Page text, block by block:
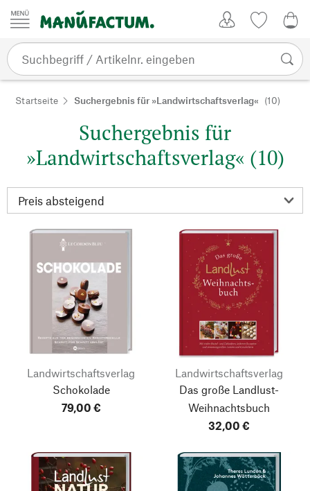
Zum Inhalt springen
Startseite Suchergebnis für »Landwirtschaftsverlag« (10)
Suchergebnis für
»Landwirtschaftsverlag« (10)
Landwirtschaftsverlag
Schokolade
79,00 €
Landwirtschaftsverlag
Das große Landlust-
Weihnachtsbuch
32,00 €